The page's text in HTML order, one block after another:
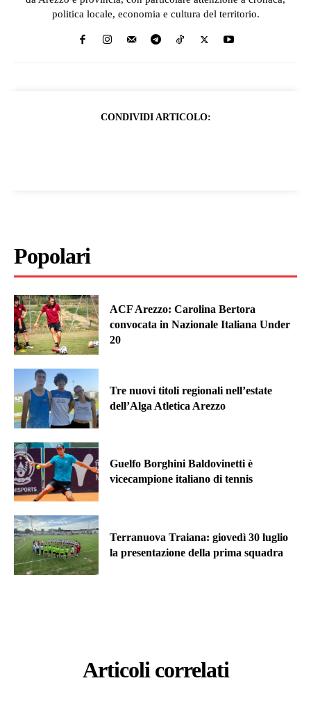
politica locale, economia e cultura del territorio.
CONDIVIDI ARTICOLO:
Popolari
ACF Arezzo: Carolina Bertora
convocata in Nazionale Italiana Under
20
Tre nuovi titoli regionali nell’estate
dell’Alga Atletica Arezzo
Guelfo Borghini Baldovinetti è
vicecampione italiano di tennis
Terranuova Traiana: giovedì 30 luglio
la presentazione della prima squadra
Articoli correlati